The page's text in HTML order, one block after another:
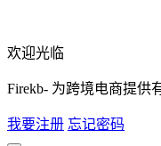
欢迎光临
Firekb- 为跨境电商提供
我要注册 忘记密码